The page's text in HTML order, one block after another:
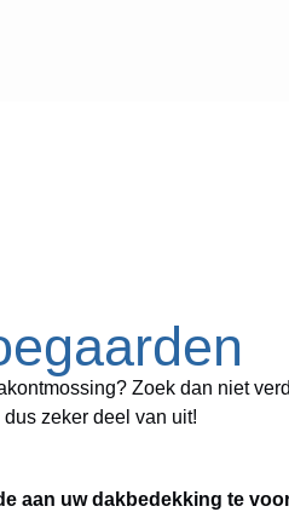
Zoek dan niet
zeker deel van uit!
aan uw dakbedekking te